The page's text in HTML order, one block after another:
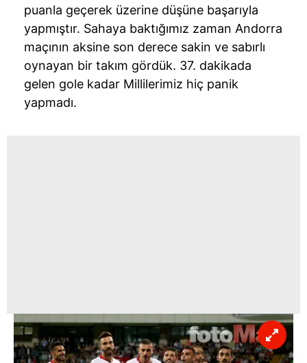
puanla geçerek üzerine düşüne başarıyla
yapmıştır. Sahaya baktığımız zaman Andorra
maçının aksine son derece sakin ve sabırlı
oynayan bir takım gördük. 37. dakikada
gelen gole kadar Millilerimiz hiç panik
yapmadı.